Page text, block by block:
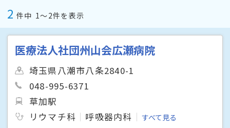
2 件中 1〜2件を表示
医療法人社団州山会広瀬病院
埼玉県八潮市八条2840-1
048-995-6371
草加駅
リウマチ科
呼吸器内科 すべて見る